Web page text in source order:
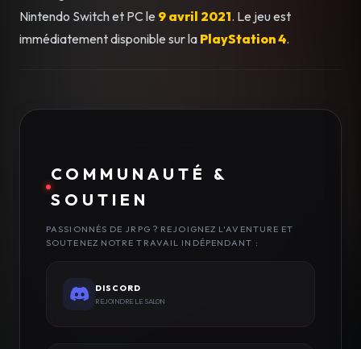
Nintendo Switch et PC le 9 avril 2021. Le jeu est
immédiatement disponible sur la PlayStation 4.
COMMUNAUTÉ &
SOUTIEN
PASSIONNÉS DE JRPG ? REJOIGNEZ L'AVENTURE ET
SOUTENEZ NOTRE TRAVAIL INDÉPENDANT :
DISCORD
REJOINDRE LE SALON